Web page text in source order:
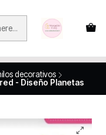
decorativos
- Diseño Planetas